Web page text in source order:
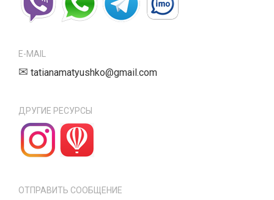
E-MAIL
✉ tatianamatyushko@gmail.com
ДРУГИЕ РЕСУРСЫ
ОТПРАВИТЬ СООБЩЕНИЕ